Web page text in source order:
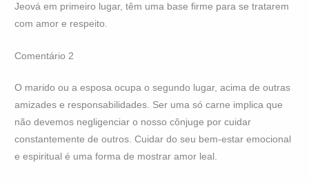
Jeová em primeiro lugar, têm uma base firme para se tratarem
com amor e respeito.
Comentário 2
O marido ou a esposa ocupa o segundo lugar, acima de outras
amizades e responsabilidades. Ser uma só carne implica que
não devemos negligenciar o nosso cônjuge por cuidar
constantemente de outros. Cuidar do seu bem-estar emocional
e espiritual é uma forma de mostrar amor leal.